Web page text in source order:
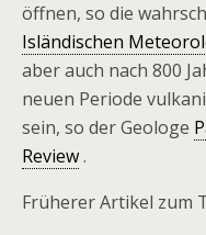
öffnen, so die
Isländischen
aber auch nach 800
neuen Periode
sein, so der Geologe
Review.
Früherer Artikel zum